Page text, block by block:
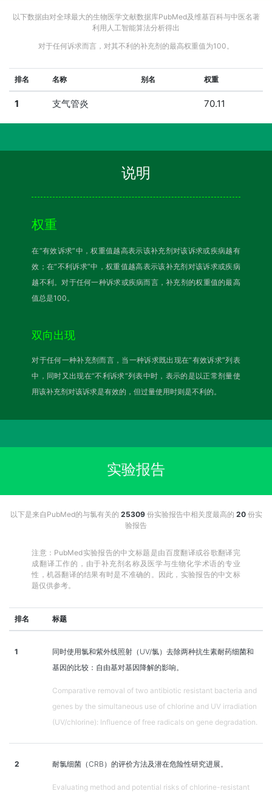
以下数据由对全球最大的生物医学文献数据库PubMed及维基百科与中医名著
利用人工智能算法分析得出
对于任何诉求而言，对其不利的补充剂的最高权重值为100。
排名 名称 别名 权重
1 支气管炎 70.11
说明
权重
在“有效诉求”中，权重值越高表示该补充剂对该诉求或疾病越有
效；在“不利诉求”中，权重值越高表示该补充剂对该诉求或疾病
越不利。对于任何一种诉求或疾病而言，补充剂的权重值的最高
值总是100。
双向出现
对于任何一种补充剂而言，当一种诉求既出现在“有效诉求”列表
中，同时又出现在“不利诉求”列表中时，表示的是以正常剂量使
用该补充剂对该诉求是有效的，但过量使用时则是不利的。
实验报告
以下是来自PubMed的与氯有关的 25309份实验报告中相关度最高的 20份实
验报告
注意：PubMed实验报告的中文标题是由百度翻译或谷歌翻译完
成翻译工作的，由于补充剂名称及医学与生物化学术语的专业
性，机器翻译的结果有时是不准确的。因此，实验报告的中文标
题仅供参考。
排名 标题
1
同时使用氯和紫外线照射（UV/氯）去除两种抗生素耐药细菌和
基因的比较：自由基对基因降解的影响。
Comparative removal of two antibiotic resistant bacteria and
genes by the simultaneous use of chlorine and UV irradiation
(UV/chlorine): Influence of free radicals on gene degradation.
2 耐氯细菌（CRB）的评价方法及潜在危险性研究进展。
Evaluating method and potential risks of chlorine-resistant